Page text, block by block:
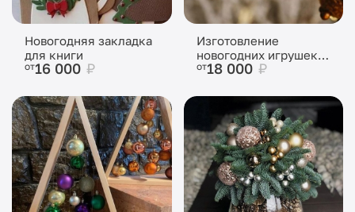
Новогодняя закладка
для книги
от16 000 ₽
Изготовление
новогодних игрушек
из помпонов
от18 000 ₽